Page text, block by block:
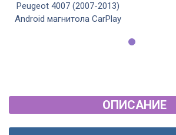
Peugeot 4007 (2007-2013)
Android магнитола CarPlay
ОПИСАНИЕ